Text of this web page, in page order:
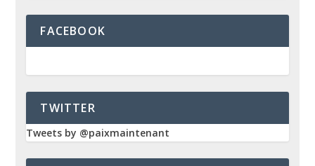
FACEBOOK
TWITTER
Tweets by @paixmaintenant